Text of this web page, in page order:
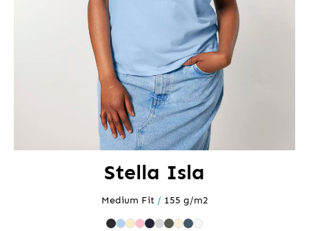
Stella Isla
Medium Fit / 155 g/m2